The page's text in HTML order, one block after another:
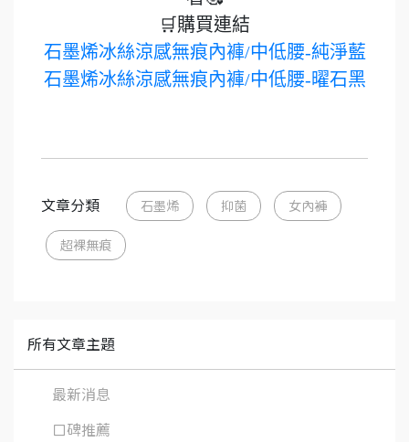
🛒購買連結
石墨烯冰絲涼感無痕內褲/中低腰-純淨藍
石墨烯冰絲涼感無痕內褲/中低腰-曜石黑
文章分類 石墨烯 抑菌 女內褲
超裸無痕
所有文章主題
最新消息
口碑推薦